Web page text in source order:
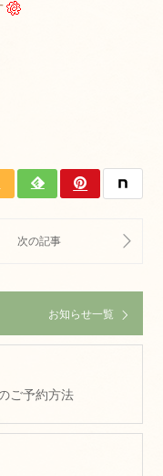
お知らせ一覧
ご予約方法